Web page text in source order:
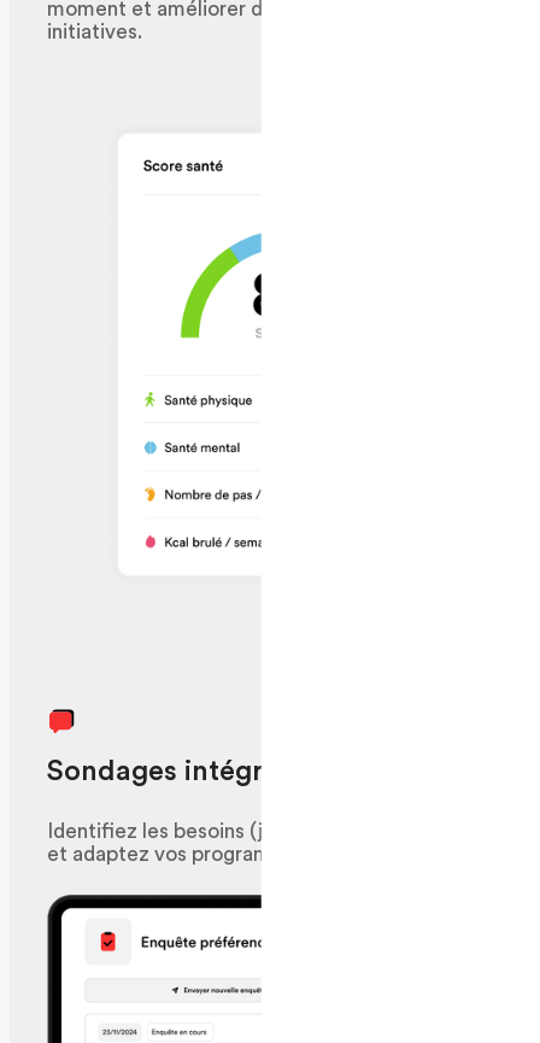
moment et améliorer durablement vos
initiatives.
Sondages intégrés
Identifiez les besoins (jours, horaires, formats)
et adaptez vos programmes